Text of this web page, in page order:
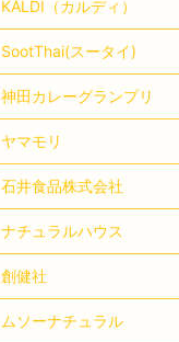
KALDI（カルディ）
SootThai(スータイ)
神田カレーグランプリ
ヤマモリ
石井食品株式会社
ナチュラルハウス
創健社
ムソーナチュラル